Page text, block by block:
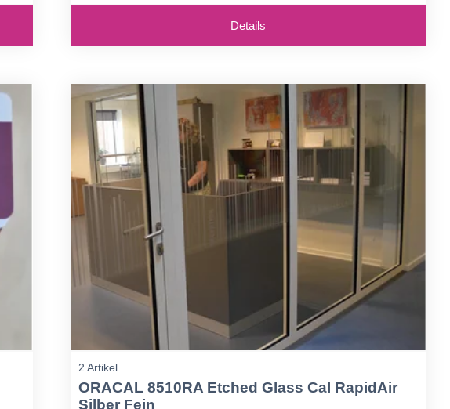
Details
2 Artikel
ORACAL 8510RA Etched Glass Cal RapidAir
Silber Fein